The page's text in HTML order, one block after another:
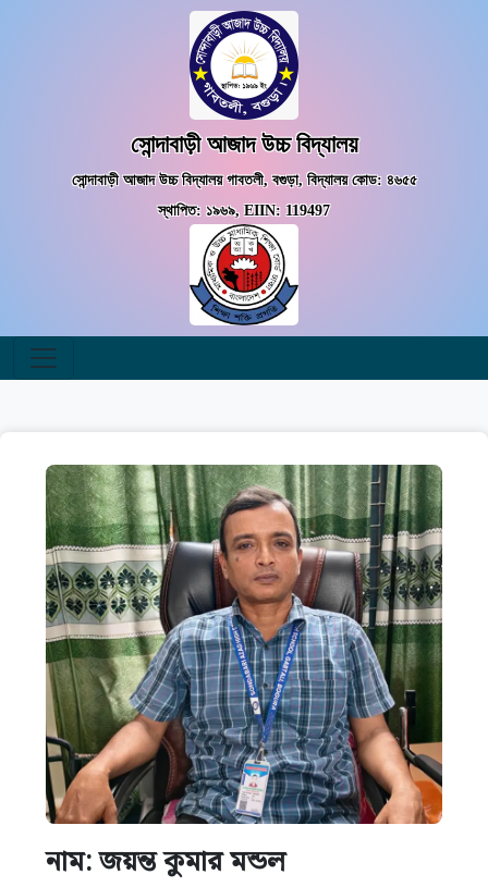
সোন্দাবাড়ী আজাদ উচ্চ বিদ্যালয়
সোন্দাবাড়ী আজাদ উচ্চ বিদ্যালয় গাবতলী, বগুড়া, বিদ্যালয় কোড: ৪৬৫৫
স্থাপিত: ১৯৬৯, EIIN: 119497
নাম: জয়ন্ত কুমার মন্ডল